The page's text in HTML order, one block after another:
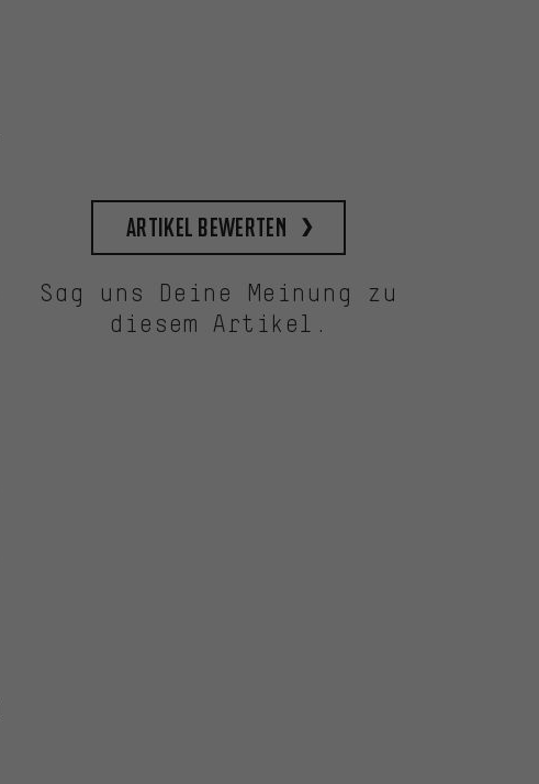
Artikel bewerten
Sag uns Deine Meinung zu
diesem Artikel.